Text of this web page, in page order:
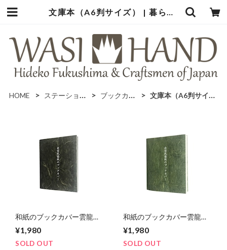
文庫本（A6判サイズ） | 暮らしの中の和紙のかたち
HOME ステーショナリー ブックカバー 文庫本（A6判サイズ）
和紙のブックカバー雲龍模
¥1,980
SOLD OUT
和紙のブックカバー雲龍模
¥1,980
SOLD OUT